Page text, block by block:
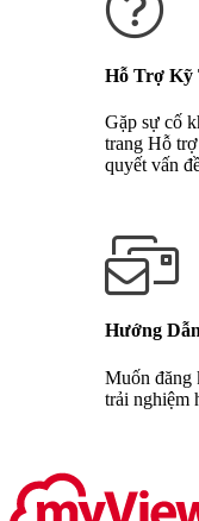
Hỗ Trợ Kỹ
Gặp sự cố
trang Hỗ
quyết vấn
Hướng
Muốn đăng
trải nghiệm